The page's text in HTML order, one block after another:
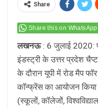
Share
Share this on WhatsApp
लखनऊ: 6 जुलाई 2020:
इंडस्ट्री के उत्तर प्रदेश
के दौरान यूपी में रोड मैप
कॉन्फ्रेंस का आयोजन
(स्कूलों, कॉलेजों,